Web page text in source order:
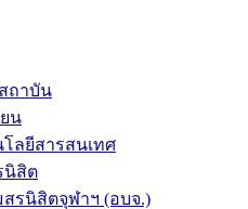
ถาบัน
น
ลยีสารสนเทศ
นิสิต
รนิสิตจุฬาฯ (อบจ.)